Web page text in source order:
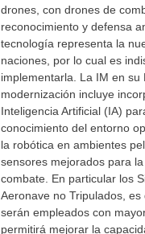
drones, con drones de
reconocimiento y defensa
tecnología representa la
naciones, por lo cual es
implementarla. La IM en su
modernización incluye
Inteligencia Artificial (IA)
conocimiento del entorno
la robótica en ambientes
sensores mejorados para
combate. En particular los
Aeronave no Tripulados, es
serán empleados con
permitirá mejorar la